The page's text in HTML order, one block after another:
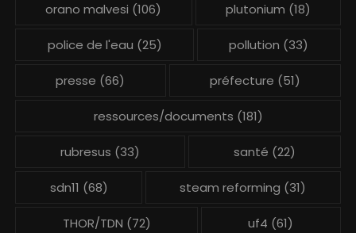
orano malvesi (106) plutonium (18)
police de l'eau (25) pollution (33)
presse (66) préfecture (51)
ressources/documents (181)
rubresus (33) santé (22)
sdn11 (68) steam reforming (31)
THOR/TDN (72) uf4 (61)